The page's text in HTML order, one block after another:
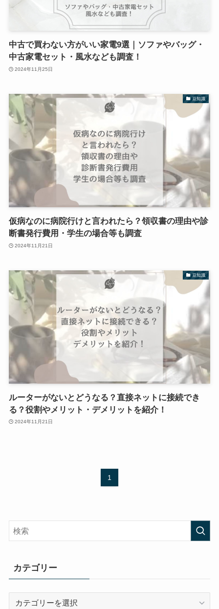
中古で買わない方がいい家電9選｜ソファやバッグ・
中古家電セット・風水なども調査！
2024年11月25日
豆知識
仮病なのに病院行けと言われたら？領収書の理由や診
断書発行費用・学生の場合等も調査
2024年11月21日
豆知識
ルーターがないとどうなる？直接ネットに接続でき
る？役割やメリット・デメリットを紹介！
2024年11月21日
1
カテゴリー